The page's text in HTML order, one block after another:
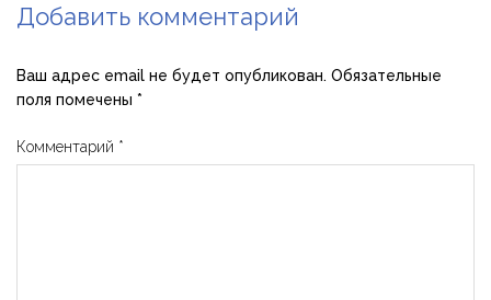
Добавить комментарий
Ваш адрес email не будет опубликован. Обязательные
поля помечены *
Комментарий *